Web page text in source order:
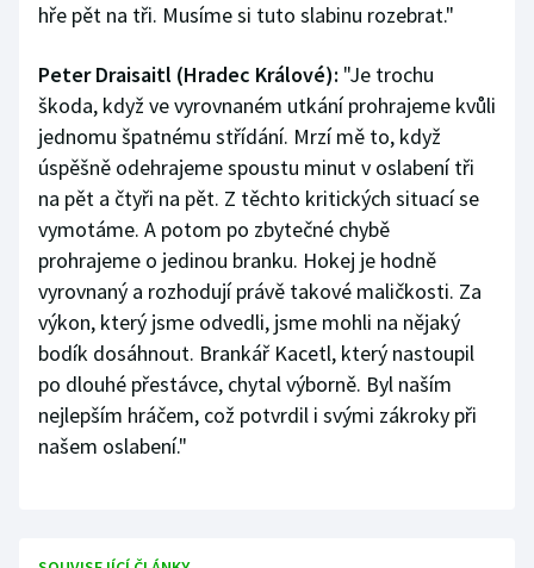
hře pět na tři. Musíme si tuto slabinu rozebrat."
Peter Draisaitl (Hradec Králové): "Je trochu
škoda, když ve vyrovnaném utkání prohrajeme kvůli
jednomu špatnému střídání. Mrzí mě to, když
úspěšně odehrajeme spoustu minut v oslabení tři
na pět a čtyři na pět. Z těchto kritických situací se
vymotáme. A potom po zbytečné chybě
prohrajeme o jedinou branku. Hokej je hodně
vyrovnaný a rozhodují právě takové maličkosti. Za
výkon, který jsme odvedli, jsme mohli na nějaký
bodík dosáhnout. Brankář Kacetl, který nastoupil
po dlouhé přestávce, chytal výborně. Byl naším
nejlepším hráčem, což potvrdil i svými zákroky při
našem oslabení."